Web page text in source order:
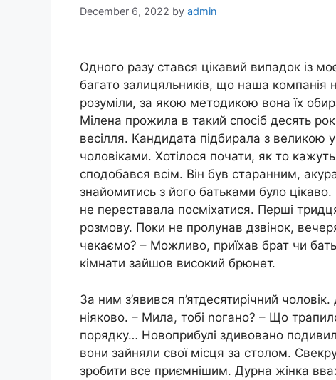
December 6, 2022 by admin
Одного разу стався цікавий випадок із
багато залицяльників, що наша
розуміли, за якою методикою вона їх
Мілена прожила в такий спосіб десять
весілля. Кандидата підбирала з великою
чоловіками. Хотілося почати, як то
сподобався всім. Він був старанним,
знайомитись з його батьками було
не переставала посміхатися. Перші
розмову. Поки не пролунав дзвінок,
чекаємо? – Можливо, приїхав брат чи
кімнати зайшов високий брюнет.
За ним з’явився п’ятдесятирічний
ніяково. – Мила, тобі nогано? – Що
порядку… Новоприбулі здивовано
вони зайняли свої місця за столом.
зробити все приємнішим. Дурна жінка